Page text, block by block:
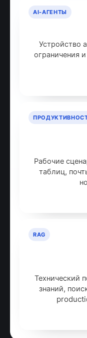
AI-АГЕНТЫ
Устройство
ограничения
Рабочие
таблиц,
RAG
Технический
знаний,